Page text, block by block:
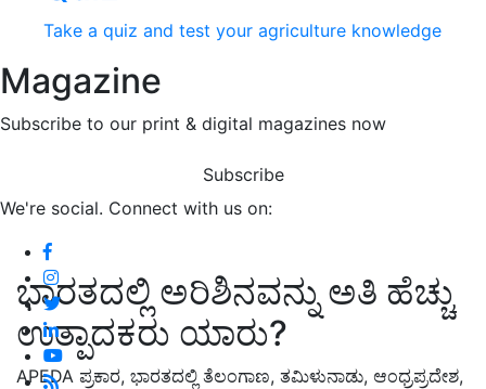
Take a quiz and test your agriculture knowledge
Magazine
Subscribe to our print & digital magazines now
Subscribe
We're social. Connect with us on:
ಭಾರತದಲ್ಲಿ ಅರಿಶಿನವನ್ನು ಅತಿ ಹೆಚ್ಚು
ಉತ್ಪಾದಕರು ಯಾರು?
APEDA ಪ್ರಕಾರ, ಭಾರತದಲ್ಲಿ ತೆಲಂಗಾಣ, ತಮಿಳುನಾಡು, ಆಂಧ್ರಪ್ರದೇಶ,